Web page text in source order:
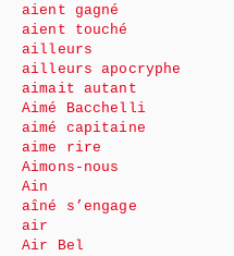
aient gagné
aient touché
ailleurs
ailleurs apocryphe
aimait autant
Aimé Bacchelli
aimé capitaine
aime rire
Aimons-nous
Ain
aîné s’engage
air
Air Bel